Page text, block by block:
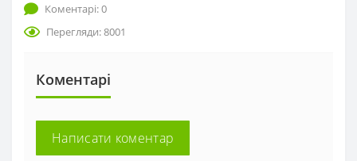
Коментарі: 0
Перегляди: 8001
Коментарі
Написати коментар